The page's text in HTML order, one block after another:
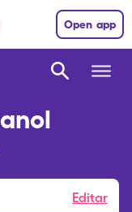
Open app
Editar